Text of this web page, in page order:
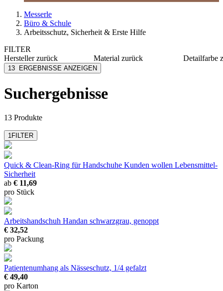
Messerle
Büro & Schule
Arbeitsschutz, Sicherheit & Erste Hilfe
FILTER
Herstellerzurück
AMPri
MESSERLE
Material zurück
Baumwolle
Detailfarbe
13 ERGEBNISSE ANZEIGEN
Suchergebnisse
13 Produkte
1FILTER
Quick & Clean-Ring für Handschuhe Kunden wollen Lebensmittel-
Sicherheit
ab € 11,69
pro Stück
Arbeitshandschuh Handan schwarzgrau, genoppt
€ 32,52
pro Packung
Patientenumhang als Nässeschutz, 1/4 gefalzt
€ 49,40
pro Karton